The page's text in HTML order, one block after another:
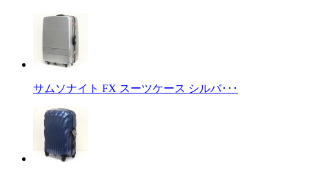
サムソナイト FX スーツケース シルバ･･･